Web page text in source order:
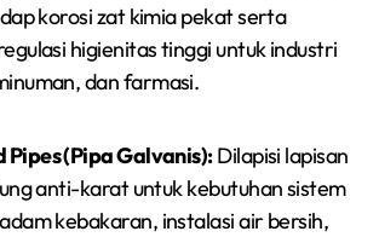
korosi zat kimia pekat serta
higienitas tinggi untuk industri
dan farmasi.
Pipes (Pipa Galvanis):Dilapisi lapisan
anti-karat untuk kebutuhan sistem
kebakaran, instalasi air bersih,